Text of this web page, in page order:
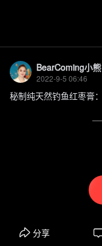
BearComing小熊
2022-9-5 06:46
秘制纯天然钓鱼红枣膏
分享